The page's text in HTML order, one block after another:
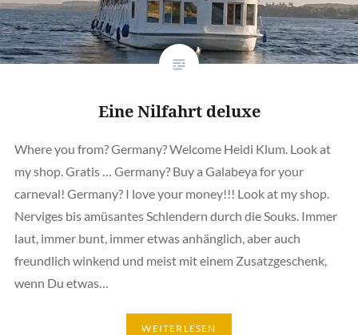
Eine Nilfahrt deluxe
Where you from? Germany? Welcome Heidi Klum. Look at
my shop. Gratis … Germany? Buy a Galabeya for your
carneval! Germany? I love your money!!! Look at my shop.
Nerviges bis amüsantes Schlendern durch die Souks. Immer
laut, immer bunt, immer etwas anhänglich, aber auch
freundlich winkend und meist mit einem Zusatzgeschenk,
wenn Du etwas…
WEITERLESEN